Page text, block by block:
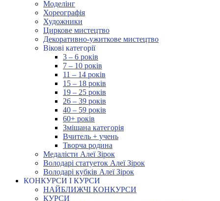
Моделінг
Хореографія
Художники
Циркове мистецтво
Декоративно-ужиткове мистецтво
Вікові категорії
3 – 6 років
7 – 10 років
11 – 14 років
15 – 18 років
19 – 25 років
26 – 39 років
40 – 59 років
60+ років
Змішана категорія
Вчитель + учень
Творча родина
Медалісти Алеї Зірок
Володарі статуеток Алеї Зірок
Володарі кубків Алеї Зірок
КОНКУРСИ І КУРСИ
НАЙБЛИЖЧІ КОНКУРСИ
КУРСИ